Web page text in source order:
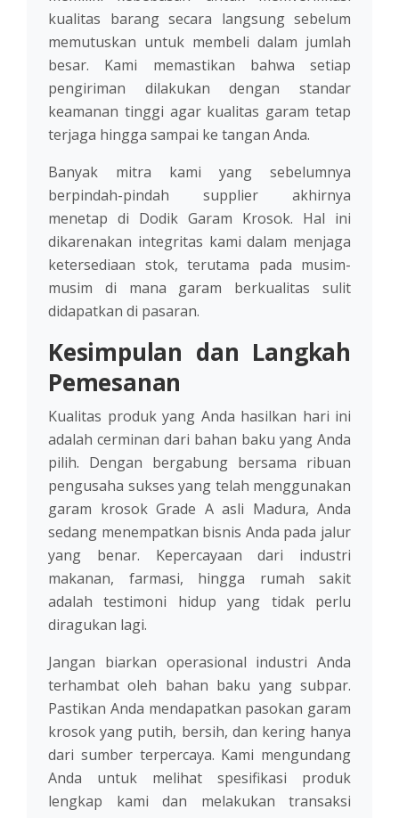
kualitas barang secara langsung sebelum
memutuskan untuk membeli dalam jumlah
besar. Kami memastikan bahwa setiap
pengiriman dilakukan dengan standar
keamanan tinggi agar kualitas garam tetap
terjaga hingga sampai ke tangan Anda.
Banyak mitra kami yang sebelumnya
berpindah-pindah supplier akhirnya
menetap di Dodik Garam Krosok. Hal ini
dikarenakan integritas kami dalam menjaga
ketersediaan stok, terutama pada musim-
musim di mana garam berkualitas sulit
didapatkan di pasaran.
Kesimpulan dan Langkah
Pemesanan
Kualitas produk yang Anda hasilkan hari ini
adalah cerminan dari bahan baku yang Anda
pilih. Dengan bergabung bersama ribuan
pengusaha sukses yang telah menggunakan
garam krosok Grade A asli Madura, Anda
sedang menempatkan bisnis Anda pada jalur
yang benar. Kepercayaan dari industri
makanan, farmasi, hingga rumah sakit
adalah testimoni hidup yang tidak perlu
diragukan lagi.
Jangan biarkan operasional industri Anda
terhambat oleh bahan baku yang subpar.
Pastikan Anda mendapatkan pasokan garam
krosok yang putih, bersih, dan kering hanya
dari sumber terpercaya. Kami mengundang
Anda untuk melihat spesifikasi produk
lengkap kami dan melakukan transaksi